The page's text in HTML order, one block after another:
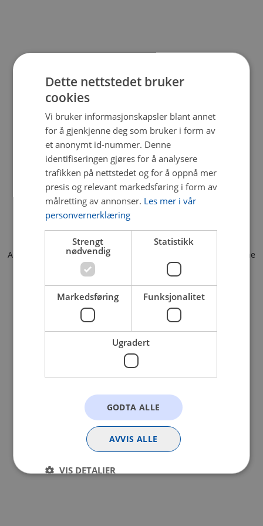
Application error: a client-side exception has occurred (see the
browser console for more information).
Dette nettstedet bruker
cookies
Vi bruker informasjonskapsler blant annet
for å gjenkjenne deg som bruker i form av
et anonymt id-nummer. Denne
identifiseringen gjøres for å analysere
trafikken på nettstedet og for å oppnå mer
presis og relevant markedsføring i form av
målretting av annonser. Les mer i vår
personvernerklæring
Strengt
nødvendig
Statistikk
Markedsføring Funksjonalitet
Ugradert
GODTA ALLE
AVVIS ALLE
VIS DETALJER